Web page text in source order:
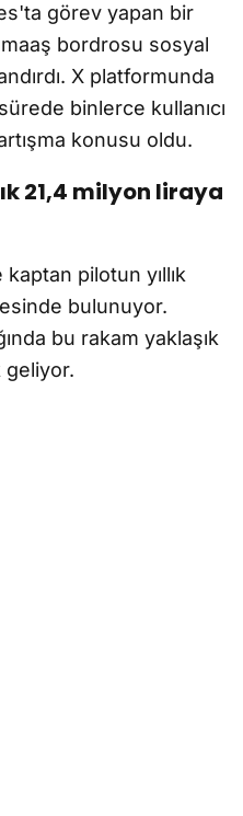
görev yapan bir
bordrosu sosyal
X platformunda
binlerce kullanıcı
konusu oldu.
21,4 milyon liraya
pilotun yıllık
bulunuyor.
bu rakam yaklaşık
geliyor.